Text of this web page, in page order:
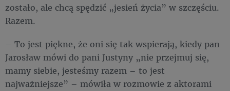
zostało, ale chcą spędzić „jesień życia” w szczęściu.
Razem.
– To jest piękne, że oni się tak wspierają, kiedy pan
Jarosław mówi do pani Justyny „nie przejmuj się,
mamy siebie, jesteśmy razem – to jest
najważniejsze” – mówiła w rozmowie z aktorami